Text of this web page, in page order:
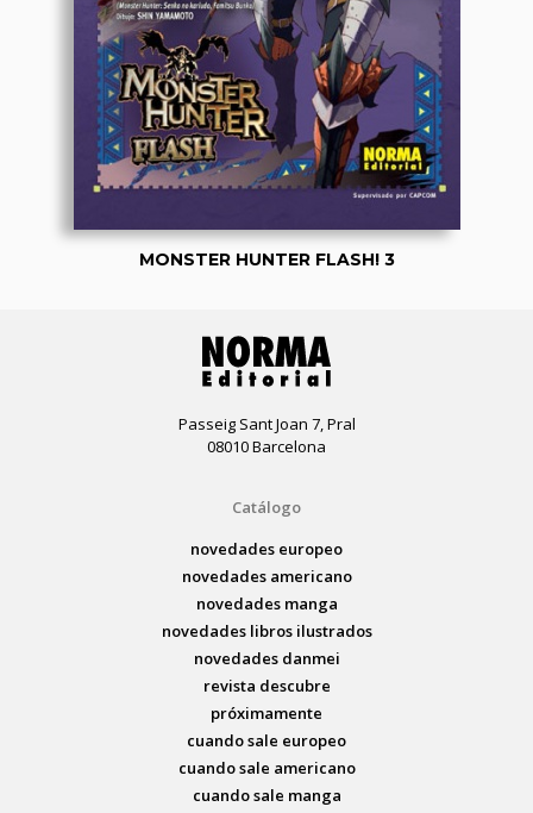
MONSTER HUNTER FLASH! 3
Passeig Sant Joan 7, Pral
08010 Barcelona
Catálogo
novedades europeo
novedades americano
novedades manga
novedades libros ilustrados
novedades danmei
revista descubre
próximamente
cuando sale europeo
cuando sale americano
cuando sale manga